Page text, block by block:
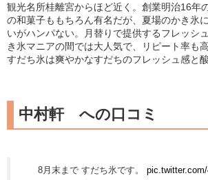
観光名所桂離宮からほど近く。創業明治16年
の和菓子ももちろん有名だが、夏場のかき氷
いがハンパない。月替りで提供するフレッシ
き氷マニアの間では大人気で、リピート率も
すだち氷は爽やかなすだちのフレッシュ感と
中村軒 への口コミ
8月末まで すだち氷です。